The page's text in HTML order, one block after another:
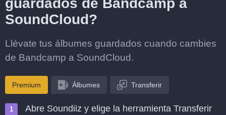
guardados de Bandcamp a
SoundCloud?
Llévate tus álbumes guardados cuando cambies
de Bandcamp a SoundCloud.
Premium Álbumes Transferir
Abre Soundiiz y elige la herramienta Transferir